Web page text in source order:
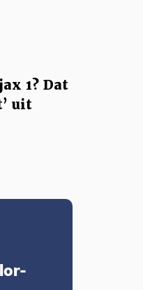
1? Dat
uit